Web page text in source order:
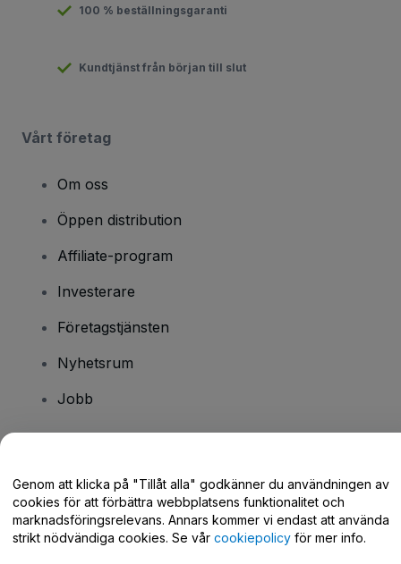
100 % beställningsgaranti
Kundtjänst från början till slut
Vårt företag
Om oss
Öppen distribution
Affiliate-program
Investerare
Företagstjänsten
Nyhetsrum
Jobb
Hjälpcenter / Kontakta oss
Genom att klicka på "Tillåt alla" godkänner du användningen av
cookies för att förbättra webbplatsens funktionalitet och
marknadsföringsrelevans. Annars kommer vi endast att använda
strikt nödvändiga cookies. Se vår cookiepolicy för mer info.